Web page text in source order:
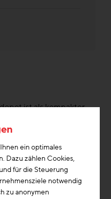
ist als kompakter
Stahlbetonskelett, für
wo es statisch möglich
Innenwänden.
Bauteile ermöglicht
kubische
ein optimales
Dazu zählen Cookies,
für die Steuerung
notwendig
zu anonymen